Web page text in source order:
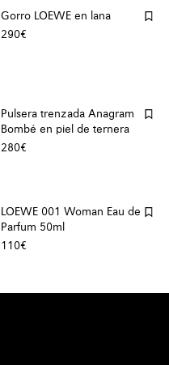
Gorro LOEWE en lana
290€
Pulsera trenzada Anagram
Bombé en piel de ternera
280€
LOEWE 001 Woman Eau de
Parfum 50ml
110€